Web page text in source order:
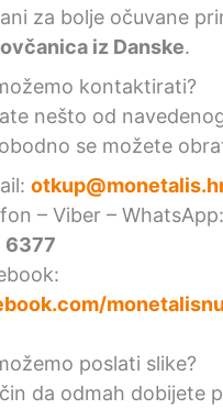
za bolje očuvane
iz Danske.
kontaktirati?
nešto od
se možete
– Viber – WhatsApp:
6377
poslati slike?
da odmah dobijete